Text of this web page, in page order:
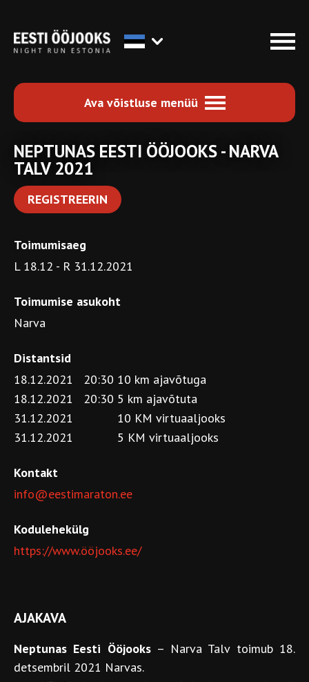
Ava võistluse menüü
NEPTUNAS EESTI ÖÖJOOKS - NARVA
TALV 2021
REGISTREERIN
Toimumisaeg
L 18.12 - R 31.12.2021
Toimumise asukoht
Narva
Distantsid
18.12.2021 20:30 10 km ajavõtuga
18.12.2021 20:30 5 km ajavõtuta
31.12.2021
10 KM virtuaaljooks
31.12.2021
5 KM virtuaaljooks
Kontakt
info@eestimaraton.ee
Kodulehekülg
https://www.ööjooks.ee/
AJAKAVA
Neptunas Eesti Ööjooks– Narva Talv toimub 18.
detsembril 2021 Narvas.